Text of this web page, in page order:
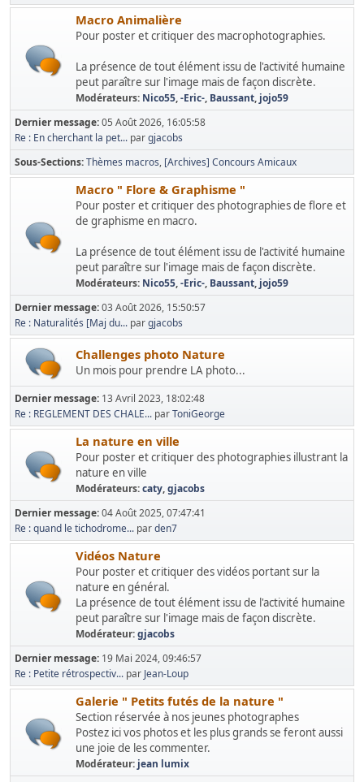
Macro Animalière
Pour poster et critiquer des macrophotographies.
La présence de tout élément issu de l'activité humaine
peut paraître sur l'image mais de façon discrète.
Modérateurs: Nico55,-Eric-, Baussant, jojo59
Dernier message:05 Août 2026, 16:05:58
Re : En cherchant la pet... pargjacobs
Sous-Sections Thèmes macros [Archives] Concours Amicaux
Macro " Flore & Graphisme "
Pour poster et critiquer des photographies de flore et
de graphisme en macro.
La présence de tout élément issu de l'activité humaine
peut paraître sur l'image mais de façon discrète.
Modérateurs: Nico55,-Eric-, Baussant, jojo59
Dernier message:03 Août 2026, 15:50:57
Re : Naturalités [Maj du... pargjacobs
Challenges photo Nature
Un mois pour prendre LA photo...
Dernier message: 13 Avril 2023, 18:02:48
Re : REGLEMENT DES CHALE... parToniGeorge
La nature en ville
Pour poster et critiquer des photographies illustrant la
nature en ville
Modérateurs:caty,gjacobs
Dernier message:04 Août 2025, 07:47:41
Re : quand le tichodrome... parden7
Vidéos Nature
Pour poster et critiquer des vidéos portant sur la
nature en général.
La présence de tout élément issu de l'activité humaine
peut paraître sur l'image mais de façon discrète.
Modérateur:gjacobs
Dernier message: 19 Mai 2024, 09:46:57
Re : Petite rétrospectiv... par Jean-Loup
Galerie " Petits futés de la nature "
Section réservée à nos jeunes photographes
Postez ici vos photos et les plus grands se feront aussi
une joie de les commenter.
Modérateur: jean lumix